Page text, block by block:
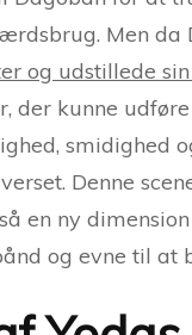
Men da
og udstillede
der kunne
smidighed
Denne
en ny
og evne til at